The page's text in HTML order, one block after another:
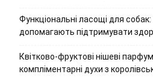
Функціональні ласощі для
допомагають підтримувати
Квітково-фруктові нішеві
компліментарні духи з